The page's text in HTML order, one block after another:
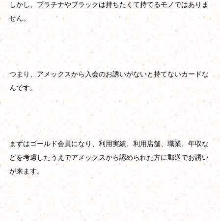
しかし、プラチナやブラックは持ちたくて持てるモノではありま
せん。
つまり、アメックスから入会のお誘いがないと持てないカードな
んです。
まずはゴールド会員になり、利用実績、利用店舗、職業、年収な
どを考慮したうえでアメックスから認められた方に郵送でお誘い
が来ます。